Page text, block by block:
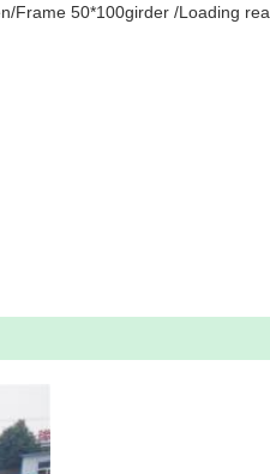
Frame 50*100girder /Loading rea